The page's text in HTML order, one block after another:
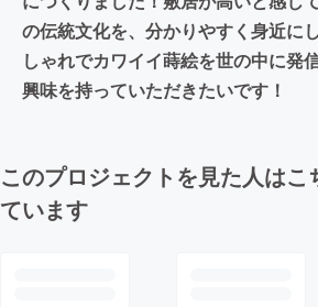
の伝統文化を、分かりやすく身近に
しゃれでカワイイ蒔絵を世の中に発
興味を持っていただきたいです！
このプロジェクトを見た人はこ
ています